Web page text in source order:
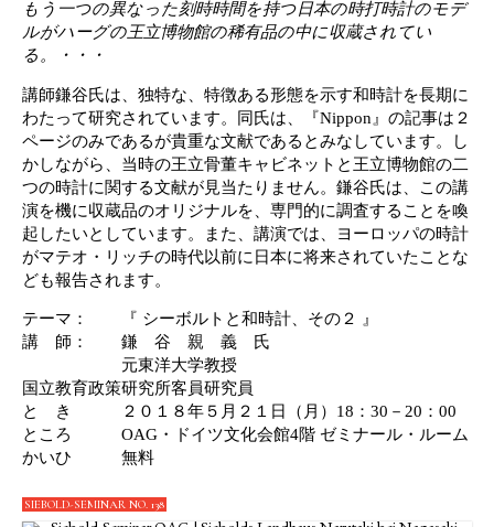
もう一つの異なった刻時時間を持つ日本の時打時計のモデ
ルがハーグの王立博物館の稀有品の中に収蔵されてい
る。・・・
講師鎌谷氏は、独特な、特徴ある形態を示す和時計を長期に
わたって研究されています。同氏は、『Nippon』の記事は２
ページのみであるが貴重な文献であるとみなしています。し
かしながら、当時の王立骨董キャビネットと王立博物館の二
つの時計に関する文献が見当たりません。鎌谷氏は、この講
演を機に収蔵品のオリジナルを、専門的に調査することを喚
起したいとしています。また、講演では、ヨーロッパの時計
がマテオ・リッチの時代以前に日本に将来されていたことな
ども報告されます。
テーマ： 『 シーボルトと和時計、その２ 』
講 師： 鎌 谷 親 義 氏
元東洋大学教授
国立教育政策研究所客員研究員
と き ２０１８年５月２１日（月）18：30－20：00
ところ OAG・ドイツ文化会館4階 ゼミナール・ルーム
かいひ 無料
SIEBOLD-SEMINAR NO. 138